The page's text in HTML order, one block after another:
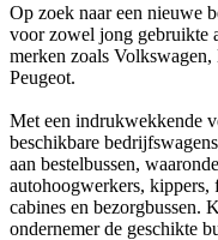
Op zoek naar een nieuwe
voor zowel jong gebruikte
merken zoals
Peugeot.
Met een indrukwekkende
beschikbare
aan bestelbussen,
autohoogwerkers, kippers,
cabines en bezorgbussen.
ondernemer de geschikte